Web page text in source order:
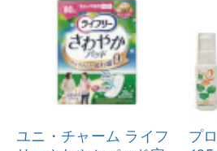
ユニ・チャーム ライフ
プ